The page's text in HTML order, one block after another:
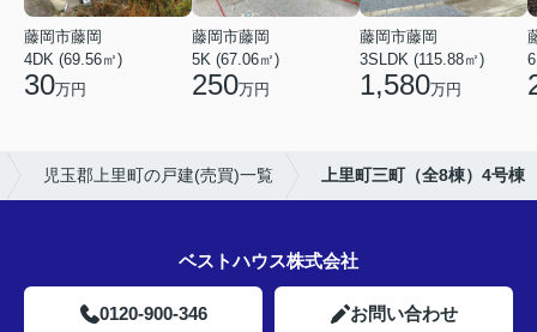
藤岡市藤岡
4DK (69.56㎡)
30万円
藤岡市藤岡
5K (67.06㎡)
250万円
藤岡市藤岡
3SLDK (115.88㎡)
1,580万円
児玉郡上里町の戸建(売買)一覧 上里町三町（全8棟）4号棟
ベストハウス株式会社
0120-900-346 お問い合わせ